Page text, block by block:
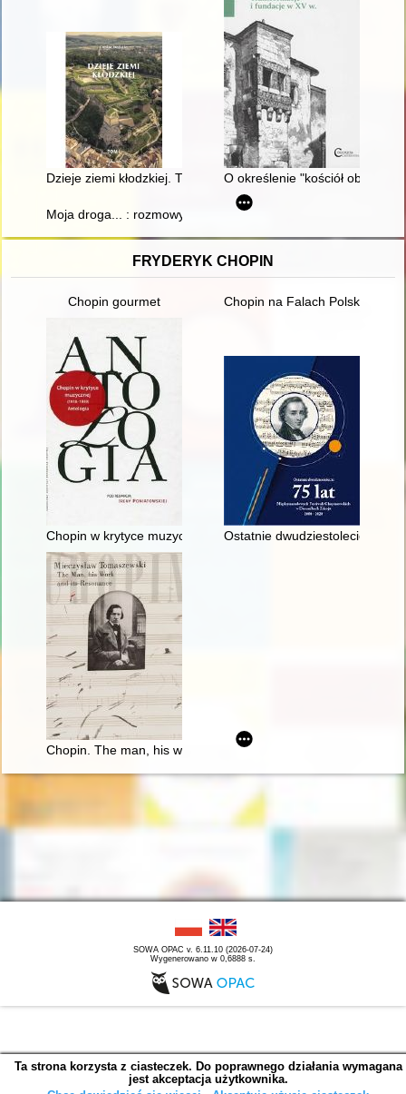
Dzieje ziemi kłodzkiej. T. 1 O określenie "kościół
Moja droga... : rozmowy Arkadiusza Oleksaka. Cz. 8
FRYDERYK CHOPIN
Chopin gourmet Chopin na Falach Polskiego
Chopin w krytyce muzycznej (1918-1939). Antologia
Ostatnie dwudziestolecie : 75
Chopin. The man, his work and its resonance
SOWA OPAC v. 6.11.10 (2026-07-24)
Wygenerowano w 0,6888 s.
Ta strona korzysta z ciasteczek. Do poprawnego działania wymagana
jest akceptacja użytkownika.